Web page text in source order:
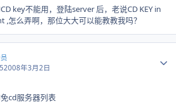
key不能用，登陆server 后，老说CD KEY in
,怎么弄啊，那位大大可以能教教我吗？
2008年3月2日
cd服务器列表